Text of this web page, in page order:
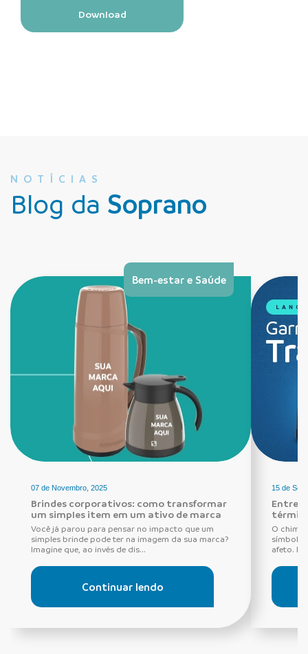
Download
NOTÍCIAS
Blog da Soprano
Bem-estar e Saúde
07 de Novembro, 2025
Brindes corporativos: como transformar
um simples item em um ativo de marca
Você já parou para pensar no impacto que um
simples brinde pode ter na imagem da sua marca?
Imagine que, ao invés de dis...
Continuar lendo
15 de
Entre
O
símbolo
afeto.